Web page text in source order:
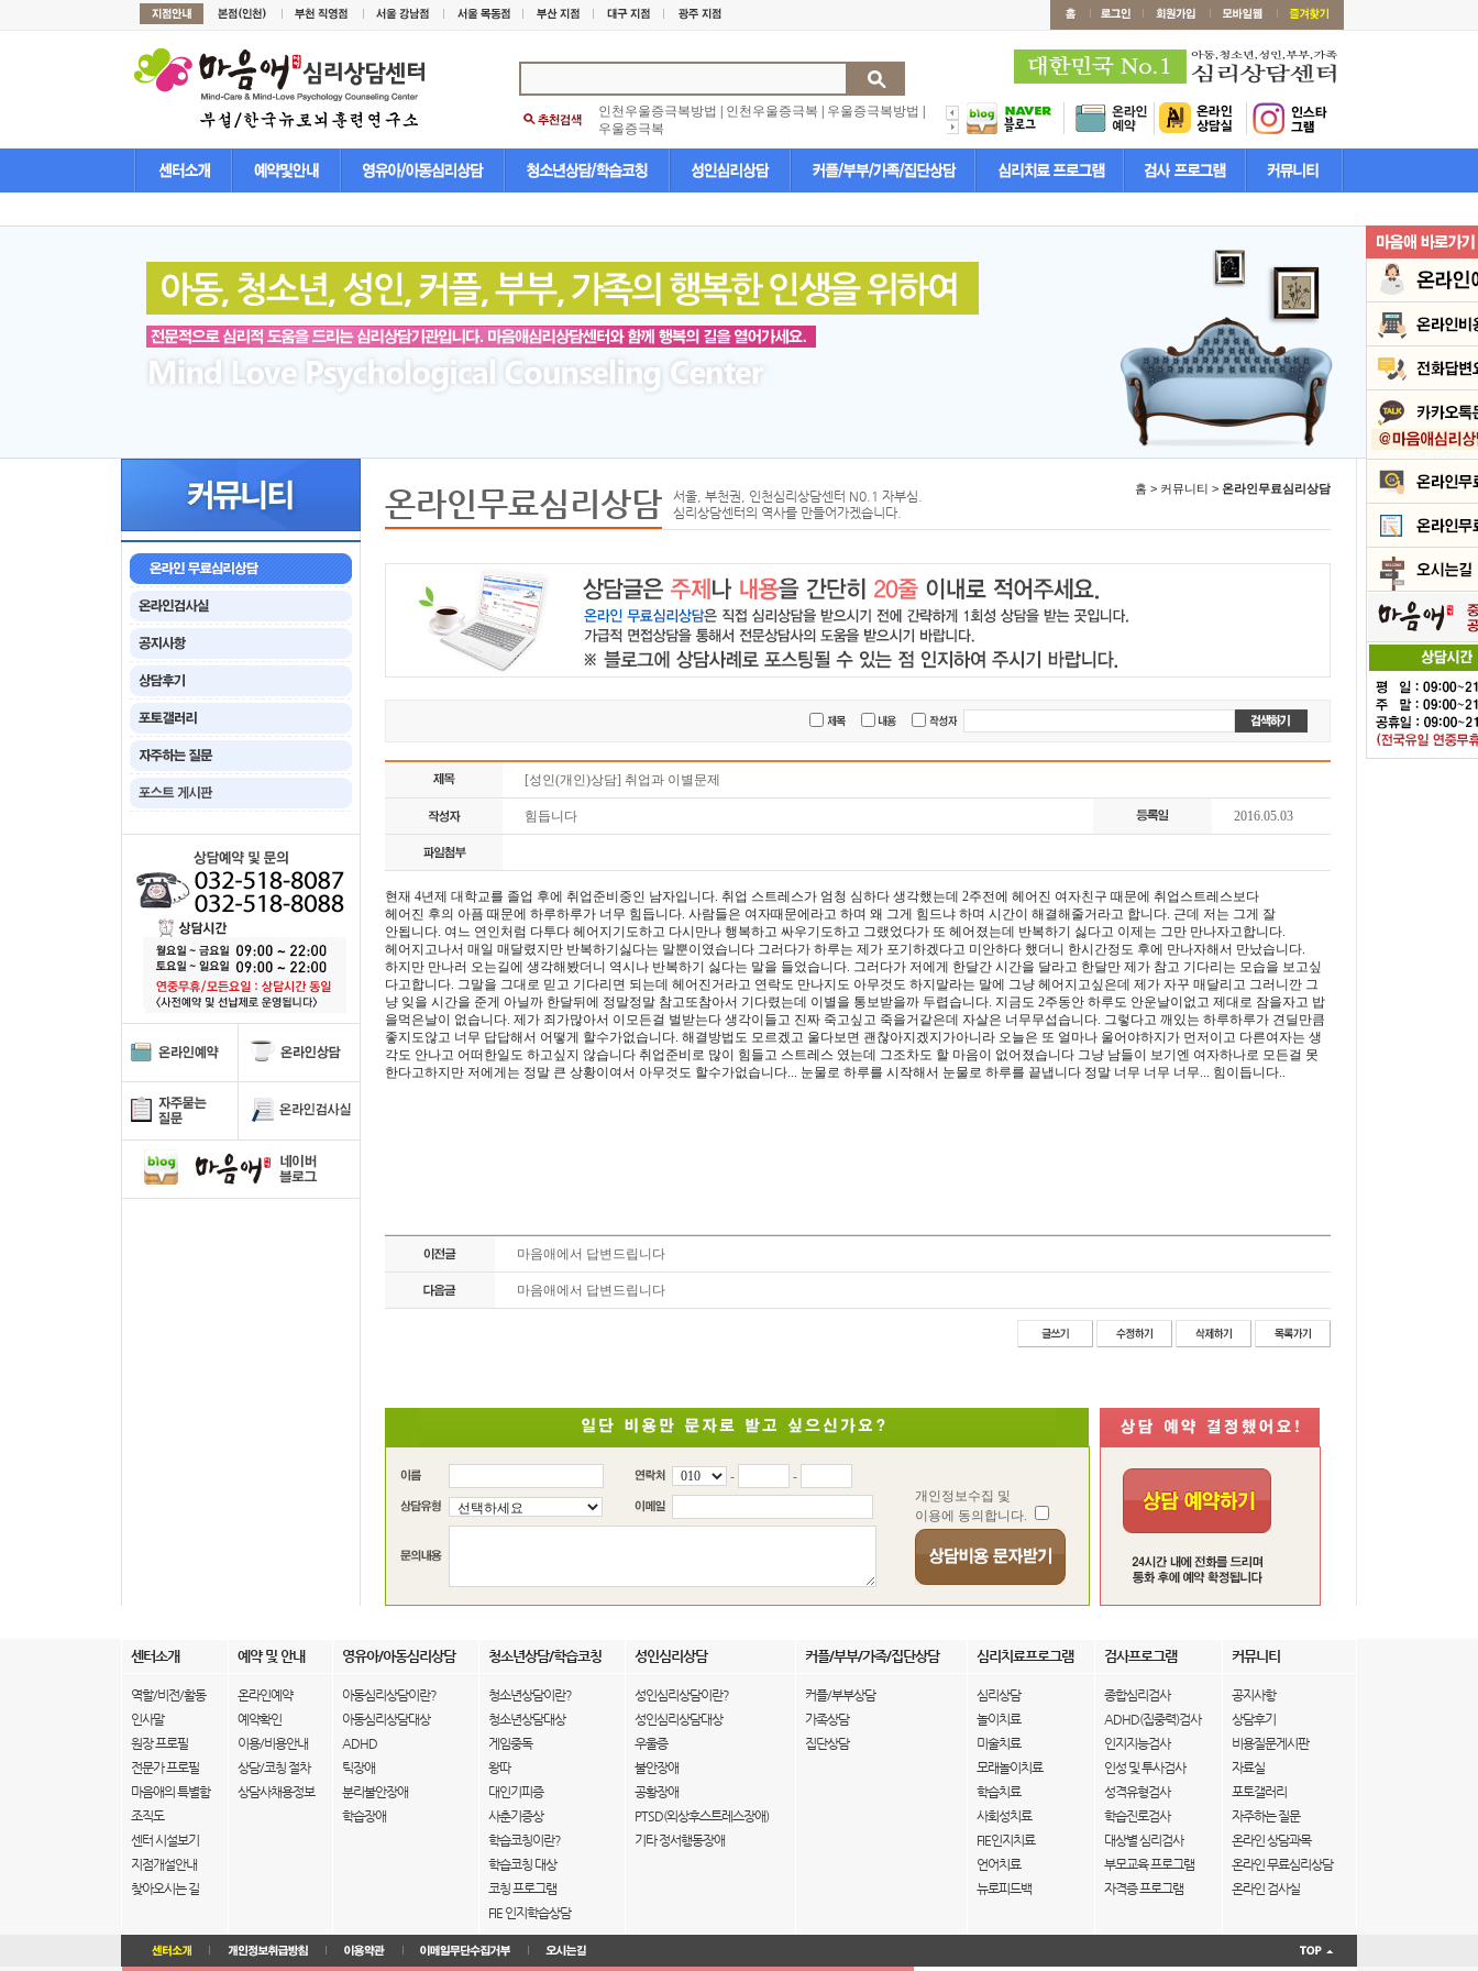
인천우울증극복방법 인천우울증극복 우울증극복방법
우울증극복
온라인무료심리상담
서울, 부천권, 인천심리상담센터 N0.1 자부심.
심리상담센터의 역사를 만들어가겠습니다.
홈 > 커뮤니티 > 온라인무료심리상담
[성인(개인)상담] 취업과 이별문제
힘듭니다 2016.05.03
현재 4년제 대학교를 졸업 후에 취업준비중인 남자입니다. 취업 스트레스가 엄청 심하다 생각했는데 2주전에 헤어진 여자친구 때문에 취업스트레스보다
헤어진 후의 아픔 때문에 하루하루가 너무 힘듭니다. 사람들은 여자때문에라고 하며 왜 그게 힘드냐 하며 시간이 해결해줄거라고 합니다. 근데 저는 그게 잘
안됩니다. 여느 연인처럼 다투다 헤어지기도하고 다시만나 행복하고 싸우기도하고 그랬었다가 또 헤어졌는데 반복하기 싫다고 이제는 그만 만나자고합니다.
헤어지고나서 매일 매달렸지만 반복하기싫다는 말뿐이였습니다 그러다가 하루는 제가 포기하겠다고 미안하다 했더니 한시간정도 후에 만나자해서 만났습니다.
하지만 만나러 오는길에 생각해봤더니 역시나 반복하기 싫다는 말을 들었습니다. 그러다가 저에게 한달간 시간을 달라고 한달만 제가 참고 기다리는 모습을 보고싶
다고합니다. 그말을 그대로 믿고 기다리면 되는데 헤어진거라고 연락도 만나지도 아무것도 하지말라는 말에 그냥 헤어지고싶은데 제가 자꾸 매달리고 그러니깐 그
냥 잊을 시간을 준게 아닐까 한달뒤에 정말정말 참고또참아서 기다렸는데 이별을 통보받을까 두렵습니다. 지금도 2주동안 하루도 안운날이없고 제대로 잠을자고 밥
을먹은날이 없습니다. 제가 죄가많아서 이모든걸 벌받는다 생각이들고 진짜 죽고싶고 죽을거같은데 자살은 너무무섭습니다. 그렇다고 깨있는 하루하루가 견딜만큼
좋지도않고 너무 답답해서 어떻게 할수가없습니다. 해결방법도 모르겠고 울다보면 괜찮아지겠지가아니라 오늘은 또 얼마나 울어야하지가 먼저이고 다른여자는 생
각도 안나고 어떠한일도 하고싶지 않습니다 취업준비로 많이 힘들고 스트레스 였는데 그조차도 할 마음이 없어졌습니다 그냥 남들이 보기엔 여자하나로 모든걸 못
한다고하지만 저에게는 정말 큰 상황이여서 아무것도 할수가없습니다... 눈물로 하루를 시작해서 눈물로 하루를 끝냅니다 정말 너무 너무 너무... 힘이듭니다..
마음애에서 답변드립니다
마음애에서 답변드립니다
-
-
개인정보수집 및
이용에 동의합니다.
센터소개 예약 및 안내 영유아/아동심리상담 청소년상담/학습코칭 성인심리상담 커플/부부/가족/집단상담 심리치료프로그램 검사프로그램 커뮤니티
역할/비전/활동
인사말
원장 프로필
전문가 프로필
마음애의 특별함
조직도
센터 시설보기
지점개설안내
찾아오시는 길
온라인예약
예약확인
이용/비용안내
상담/코칭 절차
상담사채용정보
아동심리상담이란?
아동심리상담대상
ADHD
틱장애
분리불안장애
학습장애
청소년상담이란?
청소년상담대상
게임중독
왕따
대인기피증
사춘기증상
학습코칭이란?
학습코칭 대상
코칭 프로그램
FIE 인지학습상담
성인심리상담이란?
성인심리상담대상
우울증
불안장애
공황장애
PTSD(외상후스트레스장애)
기타 정서행동장애
커플/부부상담
가족상담
집단상담
심리상담
놀이치료
미술치료
모래놀이치료
학습치료
사회성치료
FIE인지치료
언어치료
뉴로피드백
종합심리검사
ADHD(집중력)검사
인지지능검사
인성 및 투사검사
성격유형검사
학습진로검사
대상별 심리검사
부모교육 프로그램
자격증 프로그램
공지사항
상담후기
비용질문게시판
자료실
포토갤러리
자주하는 질문
온라인 상담과목
온라인 무료심리상담
온라인 검사실